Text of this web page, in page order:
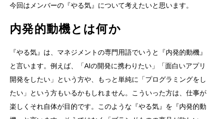
今回はメンバーの『やる気』について考えたいと思います。
内発的動機とは何か
『やる気』は、マネジメントの専門用語でいうと『内発的動機』
と言います。例えば、「AIの開発に携わりたい」「面白いアプリ
開発をしたい」という方や、もっと単純に「プログラミングをし
たい」という方もいるかもしれません。こういった方は、仕事が
楽しくそれ自体が目的です。このような『やる気』を『内発的動